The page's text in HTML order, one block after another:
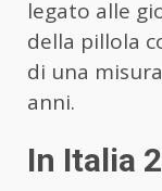
legato alle
della pillola
di una
anni.
In Italia